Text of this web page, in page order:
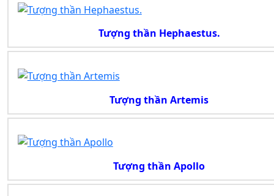
Tượng thần Hephaestus.
Tượng thần Artemis
Tượng thần Apollo